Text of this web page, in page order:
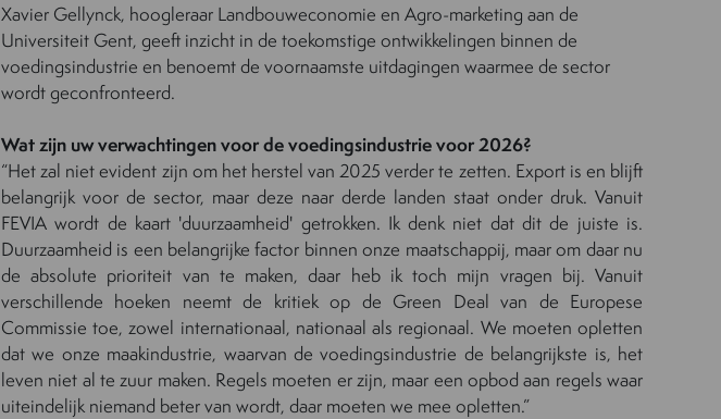
Xavier Gellynck, hoogleraar Landbouweconomie en Agro-marketing aan de
Universiteit Gent, geeft inzicht in de toekomstige ontwikkelingen binnen de
voedingsindustrie en benoemt de voornaamste uitdagingen waarmee de sector
wordt geconfronteerd.
Wat zijn uw verwachtingen voor de voedingsindustrie voor 2026?
“Het zal niet evident zijn om het herstel van 2025 verder te zetten. Export is en blijft
belangrijk voor de sector, maar deze naar derde landen staat onder druk. Vanuit
FEVIA wordt de kaart 'duurzaamheid' getrokken. Ik denk niet dat dit de juiste is.
Duurzaamheid is een belangrijke factor binnen onze maatschappij, maar om daar nu
de absolute prioriteit van te maken, daar heb ik toch mijn vragen bij. Vanuit
verschillende hoeken neemt de kritiek op de Green Deal van de Europese
Commissie toe, zowel internationaal, nationaal als regionaal. We moeten opletten
dat we onze maakindustrie, waarvan de voedingsindustrie de belangrijkste is, het
leven niet al te zuur maken. Regels moeten er zijn, maar een opbod aan regels waar
uiteindelijk niemand beter van wordt, daar moeten we mee opletten.”